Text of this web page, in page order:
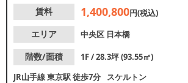
お問い合わ
賃料 1,400,800円(税込)
エリア
中央区 日本橋
階数/面積
1F / 28.3坪 (93.55㎡)
JR山手線東京駅徒歩7分 スケルトン